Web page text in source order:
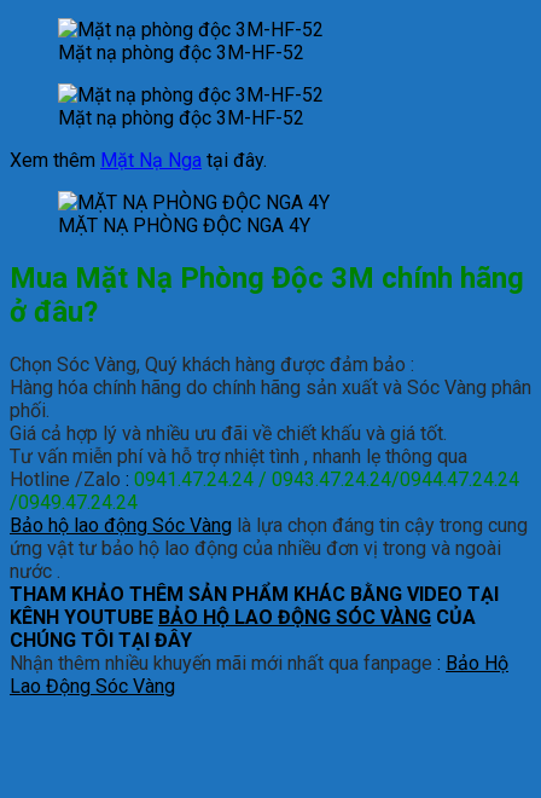
Mặt nạ phòng độc 3M-HF-52
Mặt nạ phòng độc 3M-HF-52
Xem thêm Mặt Nạ Nga tại đây.
MẶT NẠ PHÒNG ĐỘC NGA 4Y
Mua Mặt Nạ Phòng Độc 3M chính hãng
ở đâu?
Chọn Sóc Vàng, Quý khách hàng được đảm bảo :
Hàng hóa chính hãng do chính hãng sản xuất và Sóc Vàng phân
phối.
Giá cả hợp lý và nhiều ưu đãi về chiết khấu và giá tốt.
Tư vấn miễn phí và hỗ trợ nhiệt tình , nhanh lẹ thông qua
Hotline /Zalo : 0941.47.24.24 / 0943.47.24.24/0944.47.24.24
/0949.47.24.24
Bảo hộ lao động Sóc Vàng là lựa chọn đáng tin cậy trong cung
ứng vật tư bảo hộ lao động của nhiều đơn vị trong và ngoài
nước .
THAM KHẢO THÊM SẢN PHẨM KHÁC BẰNG VIDEO TẠI
KÊNH YOUTUBE BẢO HỘ LAO ĐỘNG SÓC VÀNG CỦA
CHÚNG TÔI TẠI ĐÂY
Nhận thêm nhiều khuyến mãi mới nhất qua fanpage : Bảo Hộ
Lao Động Sóc Vàng